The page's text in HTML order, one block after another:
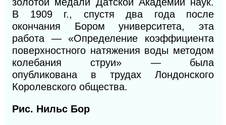
золотой медали Датской Академии наук.
В 1909 г., спустя два года после
окончания Бором университета, эта
работа — «Определение коэффициента
поверхностного натяжения воды методом
колебания струи» — была
опубликована в трудах Лондонского
Королевского общества.
Рис. Нильс Бор